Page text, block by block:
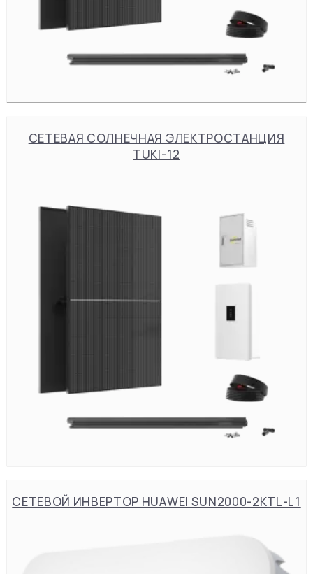
СЕТЕВАЯ СОЛНЕЧНАЯ ЭЛЕКТРОСТАНЦИЯ
TUKI-12
СЕТЕВОЙ ИНВЕРТОР HUAWEI SUN2000-2KTL-L1